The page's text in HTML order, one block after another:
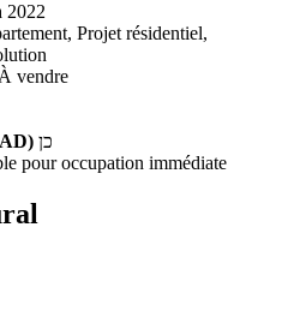
2022
Projet résidentiel,
À vendre
כן
pour occupation immédiate